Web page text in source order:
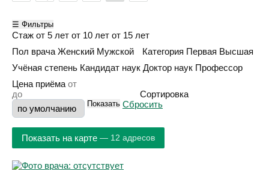
☰ Фильтры
Стаж от 5 лет от 10 лет от 15 лет
Пол врача Женский Мужской Категория Первая Высшая
Учёная степень Кандидат наук Доктор наук Профессор
Цена приёма
Сортировка
Показать Сбросить
Показать на карте — 12 адресов